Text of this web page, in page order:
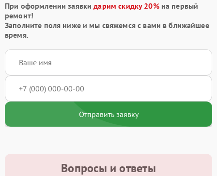
При оформлении заявкидарим скидку 20%на первый
ремонт!
Заполните поля ниже и мы свяжемся с вами в ближайшее
время.
Отправить заявку
Вопросы и ответы